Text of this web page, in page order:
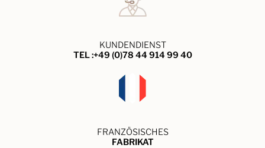
KUNDENDIENST
TEL :+49 (0)78 44 914 99 40
FRANZÖSISCHES
FABRIKAT